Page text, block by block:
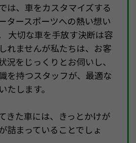
は、車をカスタマイズする
タースポーツへの熱い想い
大切な車を手放す決断は容
れませんが私たちは、お客
況をじっくりとお伺いし、
を持つスタッフが、最適な
たします。
きた車には、きっとかけが
詰まっていることでしょ